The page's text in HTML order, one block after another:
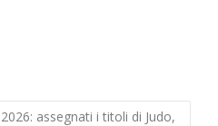
assegnati i titoli di Judo,